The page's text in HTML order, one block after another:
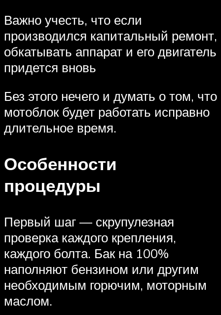
Важно учесть, что если
производился капитальный ремонт,
обкатывать аппарат и его двигатель
придется вновь
Без этого нечего и думать о том, что
мотоблок будет работать исправно
длительное время.
Особенности
процедуры
Первый шаг — скрупулезная
проверка каждого крепления,
каждого болта. Бак на 100%
наполняют бензином или другим
необходимым горючим, моторным
маслом.